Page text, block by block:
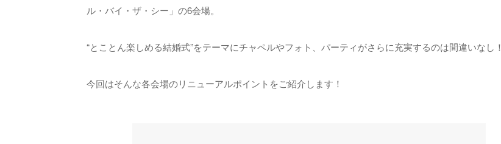
ル・バイ・ザ・シー」の6会場。
“とことん楽しめる結婚式”をテーマにチャペルやフォト、パーティがさらに充実するのは間違いなし！
今回はそんな各会場のリニューアルポイントをご紹介します！